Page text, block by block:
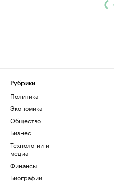
Рубрики
Политика
Экономика
Общество
Бизнес
Технологии и
медиа
Финансы
Биографии